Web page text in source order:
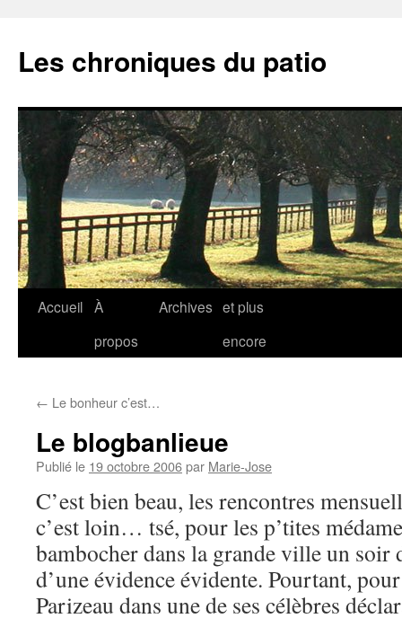
contenu
Les chroniques du patio
Accueil À
propos
Archives et plus
encore
← Le bonheur c’est…
Le blogbanlieue
Publié le 19 octobre 2006par Marie-Jose
C’est bien beau, les rencontres
c’est loin… tsé, pour les p’tites
bambocher dans la grande ville un soir
d’une évidence évidente. Pourtant,
Parizeau dans une de ses célèbres